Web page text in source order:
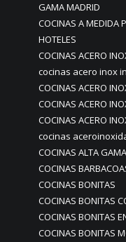
GAMA MADRID
COCINAS A MEDIDA
HOTELES
COCINAS ACERO
cocinas acero inox
COCINAS ACERO
COCINAS ACERO
COCINAS ACERO
cocinas
COCINAS ALTA
COCINAS
COCINAS BONITAS
COCINAS BONITAS
COCINAS BONITAS
COCINAS BONITAS